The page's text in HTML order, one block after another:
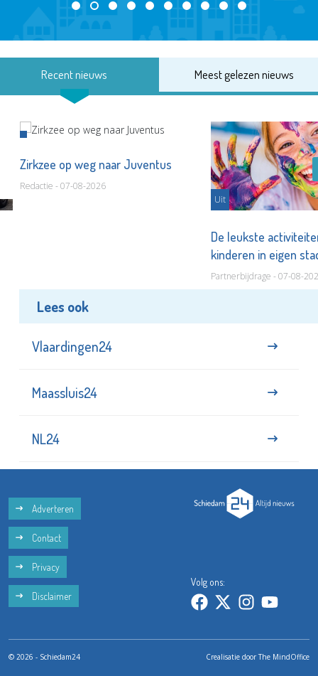
Recent nieuws Meest gelezen nieuws
Zirkzee op weg naar Juventus
Redactie - 07-08-2026
Uit
De leukste
kinderen in eigen
Partnerbijdrage - 07-08-
Lees ook
Vlaardingen24
Maassluis24
NL24
Adverteren
Contact
Privacy
Disclaimer
Volg ons:
© 2026 - Schiedam24 Crealisatie doorThe MindOffice